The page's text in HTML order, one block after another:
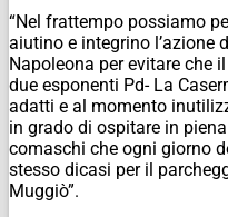
“Nel frattempo possiamo
aiutino e integrino l’azione
Napoleona per evitare che
due esponenti Pd- La
adatti e al momento
in grado di ospitare in
comaschi che ogni giorno
stesso dicasi per il
Muggiò”.